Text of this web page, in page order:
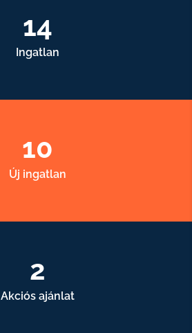
14
Ingatlan
10
Új ingatlan
2
Akciós ajánlat